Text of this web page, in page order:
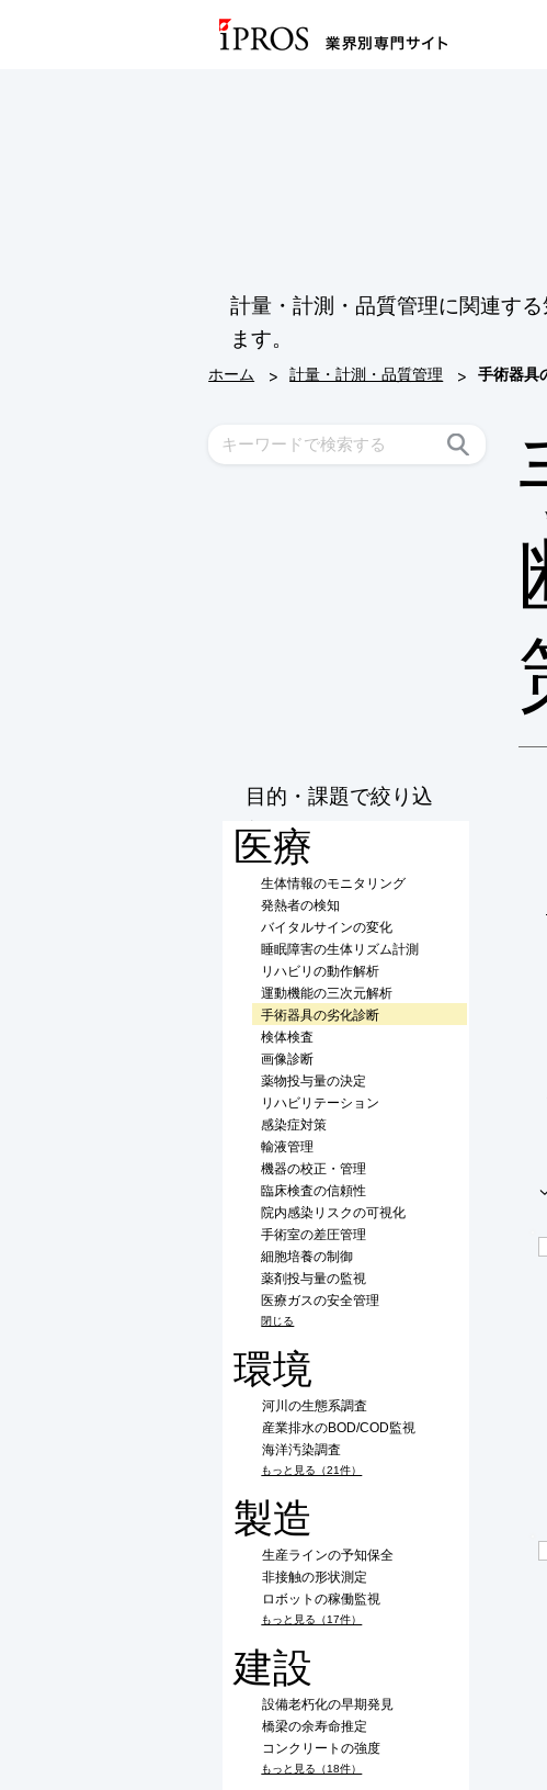
計量・計測・品質管理に関連す
ます。
ホーム > 計量・計測・品質管理 > 手術器具
目的・課題で絞り込
む
医療
生体情報のモニタリング
発熱者の検知
バイタルサインの変化
睡眠障害の生体リズム計測
リハビリの動作解析
運動機能の三次元解析
手術器具の劣化診断
検体検査
画像診断
薬物投与量の決定
リハビリテーション
感染症対策
輸液管理
機器の校正・管理
臨床検査の信頼性
院内感染リスクの可視化
手術室の差圧管理
細胞培養の制御
薬剤投与量の監視
医療ガスの安全管理
閉じる
環境
河川の生態系調査
産業排水のBOD/COD監視
海洋汚染調査
もっと見る（21件）
製造
生産ラインの予知保全
非接触の形状測定
ロボットの稼働監視
もっと見る（17件）
建設
設備老朽化の早期発見
橋梁の余寿命推定
コンクリートの強度
もっと見る（18件）